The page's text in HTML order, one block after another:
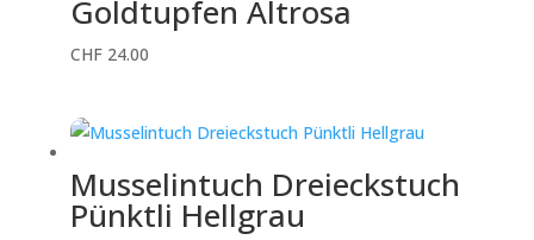
Goldtupfen Altrosa
CHF24.00
Musselintuch Dreieckstuch
Pünktli Hellgrau